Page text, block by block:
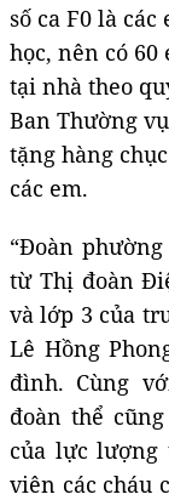
số ca F0 là
học, nên có
tại nhà theo
Ban Thường
tặng hàng
các em.
“Đoàn
từ Thị đoàn
và lớp 3 của
Lê Hồng
đình. Cùng
đoàn thể
của lực lượng
viên các cháu